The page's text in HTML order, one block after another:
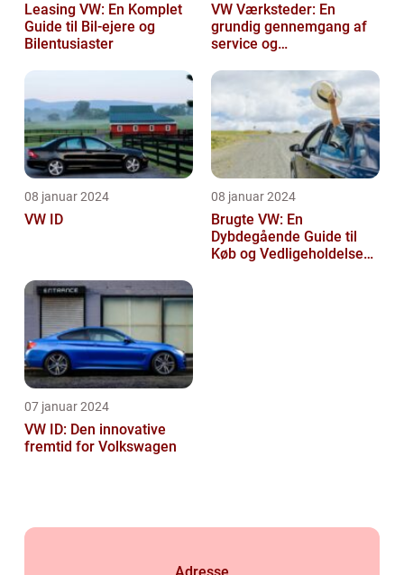
Leasing VW: En Komplet
Guide til Bil-ejere og
Bilentusiaster
VW Værksteder: En
grundig gennemgang af
service og
08 januar 2024
VW ID
08 januar 2024
Brugte VW: En
Dybdegående Guide til
Køb og Vedligeholdelse
07 januar 2024
VW ID: Den innovative
fremtid for Volkswagen